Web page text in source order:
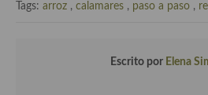
Recetas de Cuaresma
Tags: arroz , calamares , paso a paso ,
Escrito por Elena